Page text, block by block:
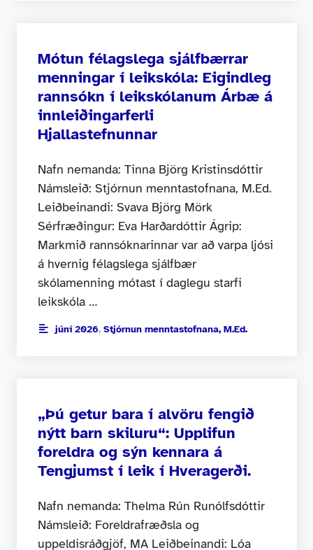
Mótun félagslega sjálfbærrar
menningar í leikskóla: Eigindleg
rannsókn í leikskólanum Árbæ á
innleiðingarferli
Hjallastefnunnar
Nafn nemanda: Tinna Björg Kristinsdóttir
Námsleið: Stjórnun menntastofnana, M.Ed.
Leiðbeinandi: Svava Björg Mörk
Sérfræðingur: Eva Harðardóttir Ágrip:
Markmið rannsóknarinnar var að varpa ljósi
á hvernig félagslega sjálfbær
skólamenning mótast í daglegu starfi
leikskóla …
júní 2026, Stjórnun menntastofnana, M.Ed.
„Þú getur bara í alvöru fengið
nýtt barn skiluru“: Upplifun
foreldra og sýn kennara á
Tengjumst í leik í Hveragerði.
Nafn nemanda: Thelma Rún Runólfsdóttir
Námsleið: Foreldrafræðsla og
uppeldisráðgjöf, MA Leiðbeinandi: Lóa